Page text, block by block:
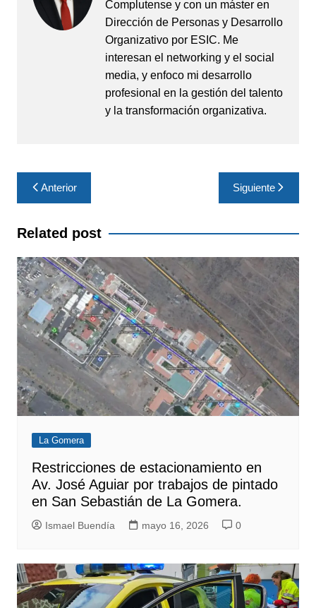
Complutense y con un máster en
Dirección de Personas y Desarrollo
Organizativo por ESIC. Me
interesan el networking y el social
media, y enfoco mi desarrollo
profesional en la gestión del talento
y la transformación organizativa.
Navegación
de
entradas
Anterior Siguiente
Related post
La Gomera
Restricciones de estacionamiento en
Av. José Aguiar por trabajos de pintado
en San Sebastián de La Gomera.
Ismael Buendía mayo 16, 2026 0